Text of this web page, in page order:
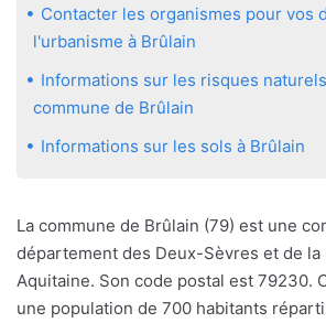
Contacter les organismes pour vos
l'urbanisme à Brûlain
Informations sur les risques
commune de Brûlain
Informations sur les sols à Brûlain
La commune de Brûlain (79) est une
département des Deux-Sèvres et de
Aquitaine. Son code postal est 79230.
une population de 700 habitants